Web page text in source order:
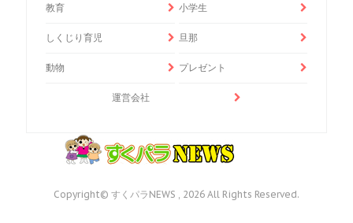
教育 小学生
しくじり育児 旦那
動物 プレゼント
運営会社
Copyright© すくパラNEWS , 2026 All Rights Reserved.